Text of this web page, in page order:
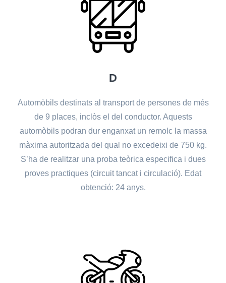
D
Automòbils destinats al transport de persones de més
de 9 places, inclòs el del conductor. Aquests
automòbils podran dur enganxat un remolc la massa
màxima autoritzada del qual no excedeixi de 750 kg.
S’ha de realitzar una proba teòrica especifica i dues
proves practiques (circuit tancat i circulació). Edat
obtenció: 24 anys.